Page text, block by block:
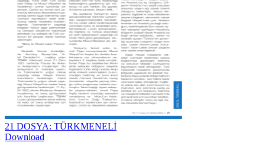
21 DOSYA: TÜRKMENELİ
Download